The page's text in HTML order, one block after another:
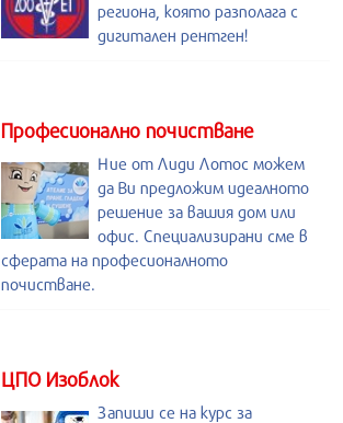
региона, която разполага с
дигитален рентген!
Професионално почистване
Ние от Лиди Лотос можем
да Ви предложим идеалното
решение за вашия дом или
офис. Специализирани сме в
сферата на професионалното
почистване.
ЦПО Изоблок
Запиши се на курс за